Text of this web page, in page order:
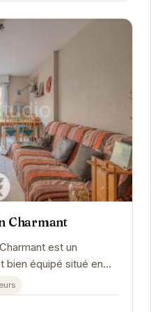
Charmant
est un
bien équipé situé en
un accès facile